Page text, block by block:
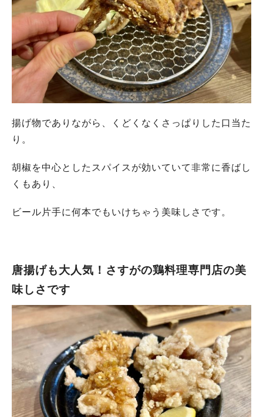
揚げ物でありながら、くどくなくさっぱりした口当た
り。
胡椒を中心としたスパイスが効いていて非常に香ばし
くもあり、
ビール片手に何本でもいけちゃう美味しさです。
唐揚げも大人気！さすがの鶏料理専門店の美
味しさです